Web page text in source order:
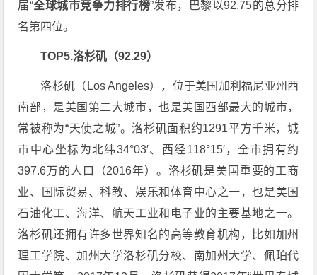
届“全球城市竞争力排行榜”发布，巴黎以92.75的总分排
名第四位。
TOP5.洛杉矶（92.29）
洛杉矶（Los Angeles），位于美国加利福尼亚州西
南部，是美国第二大城市，也是美国西部最大的城市，
常被称为“天使之城”。洛杉矶面积约1291平方千米，城
市中心坐标为北纬34°03′、西经118°15′，全市拥有约
397.6万的人口（2016年）。洛杉矶是美国重要的工商
业、国际贸易、科教、娱乐和体育中心之一，也是美国
石油化工、海洋、航天工业和电子业的主要基地之一。
洛杉矶还拥有许多世界知名的高等教育机构，比如加州
理工学院、加州大学洛杉矶分校、南加州大学、佩珀代